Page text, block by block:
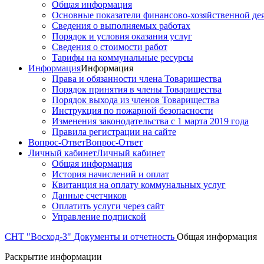
Общая информация
Основные показатели финансово-хозяйственной
Сведения о выполняемых работах
Порядок и условия оказания услуг
Сведения о стоимости работ
Тарифы на коммунальные ресурсы
ИнформацияИнформация
Права и обязанности члена Товарищества
Порядок принятия в члены Товарищества
Порядок выхода из членов Товарищества
Инструкция по пожарной безопасности
Изменения законодательства с 1 марта 2019 года
Правила регистрации на сайте
Вопрос-ОтветВопрос-Ответ
Личный кабинетЛичный кабинет
Общая информация
История начислений и оплат
Квитанция на оплату коммунальных услуг
Данные счетчиков
Оплатить услуги через сайт
Управление подпиской
СНТ "Восход-3" Документы и отчетность Общая информация
Раскрытие информации